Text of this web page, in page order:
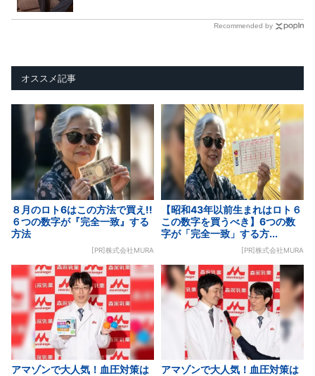
Recommended by
オススメ記事
８月のロト6はこの方法で買え!!
６つの数字が『完全一致』する
方法
[PR]株式会社MURA
【昭和43年以前生まれはロト６
この数字を買うべき】6つの数
字が「完全一致」する方...
[PR]株式会社MURA
アマゾンで大人気！血圧対策は
アマゾンで大人気！血圧対策は